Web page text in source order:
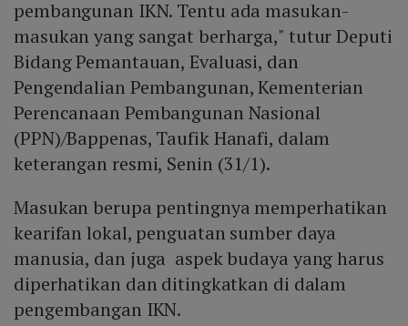
pembangunan IKN. Tentu ada masukan-
masukan yang sangat berharga," tutur Deputi
Bidang Pemantauan, Evaluasi, dan
Pengendalian Pembangunan, Kementerian
Perencanaan Pembangunan Nasional
(PPN)/Bappenas, Taufik Hanafi, dalam
keterangan resmi, Senin (31/1).
Masukan berupa pentingnya memperhatikan
kearifan lokal, penguatan sumber daya
manusia, dan juga aspek budaya yang harus
diperhatikan dan ditingkatkan di dalam
pengembangan IKN.